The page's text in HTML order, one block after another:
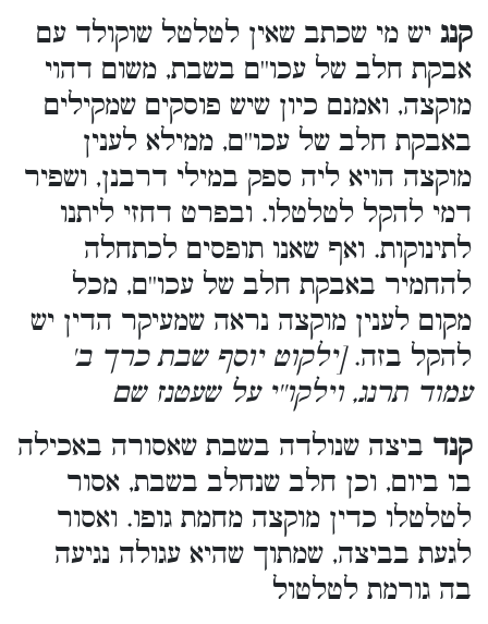
קנג יש מי שכתב שאין לטלטל שוקולד עם
אבקת חלב של עכו''ם בשבת, משום דהוי
מוקצה, ואמנם כיון שיש פוסקים שמקילים
באבקת חלב של עכו''ם, ממילא לענין
מוקצה הויא ליה ספק במילי דרבנן, ושפיר
דמי להקל לטלטלו. ובפרט דחזי ליתנו
לתינוקות. ואף שאנו תופסים לכתחלה
להחמיר באבקת חלב של עכו''ם, מכל
מקום לענין מוקצה נראה שמעיקר הדין יש
להקל בזה.[ילקוט יוסף שבת כרך ב'
עמוד תרנג, וילקו''י על שעטנז שם
קנד ביצה שנולדה בשבת שאסורה באכילה
בו ביום, וכן חלב שנחלב בשבת, אסור
לטלטלו כדין מוקצה מחמת גופו. ואסור
לגעת בביצה, שמתוך שהיא עגולה נגיעה
בה גורמת לטלטול